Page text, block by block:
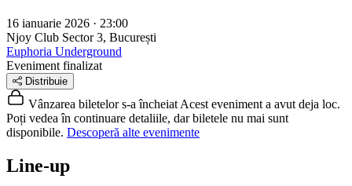
16 ianuarie 2026 · 23:00
Njoy Club Sector 3, București
Euphoria Underground
Eveniment finalizat
Distribuie
Vânzarea biletelor s-a încheiat Acest eveniment a avut deja loc.
Poți vedea în continuare detaliile, dar biletele nu mai sunt
disponibile. Descoperă alte evenimente
Line-up